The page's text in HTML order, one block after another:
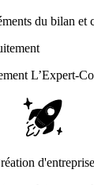
du bilan et
L’Expert-
d'entreprise